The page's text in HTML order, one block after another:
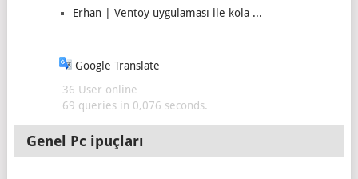
Erhan | Ventoy uygulaması ile kola ...
Google Translate
36 User online
69 queries in 0,076 seconds.
Genel Pc ipuçları